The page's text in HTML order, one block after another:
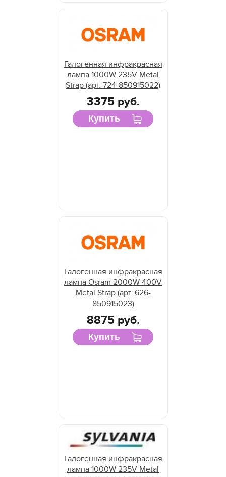
Галогенная инфракрасная
лампа 1000W 235V Metal
Strap (арт. 724-850915022)
3375 руб.
Купить
Галогенная инфракрасная
лампа Osram 2000W 400V
Metal Strap (арт. 626-
850915023)
8875 руб.
Купить
Галогенная инфракрасная
лампа 1000W 235V Metal